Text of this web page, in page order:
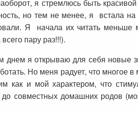
я стремлюсь быть
но тем не менее, я встала на
Я начала их читать меньше
пару раз!!!).
днем я открываю для себя новые
Но меня радует, что многое
как и мой характером, что
до совместных домашних родов